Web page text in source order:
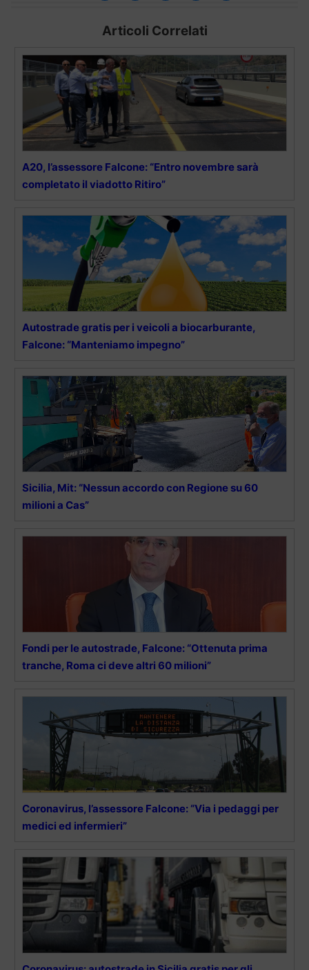
Articoli Correlati
A20, l’assessore Falcone: “Entro novembre sarà
completato il viadotto Ritiro”
Autostrade gratis per i veicoli a biocarburante,
Falcone: “Manteniamo impegno”
Sicilia, Mit: “Nessun accordo con Regione su 60
milioni a Cas”
Fondi per le autostrade, Falcone: “Ottenuta prima
tranche, Roma ci deve altri 60 milioni”
Coronavirus, l’assessore Falcone: “Via i pedaggi per
medici ed infermieri”